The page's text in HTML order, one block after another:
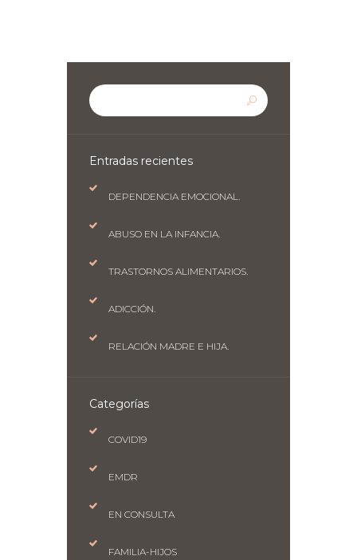
Entradas recientes
DEPENDENCIA EMOCIONAL.
ABUSO EN LA INFANCIA.
TRASTORNOS ALIMENTARIOS.
ADICCIÓN.
RELACIÓN MADRE E HIJA.
Categorías
COVID19
EMDR
EN CONSULTA
FAMILIA-HIJOS